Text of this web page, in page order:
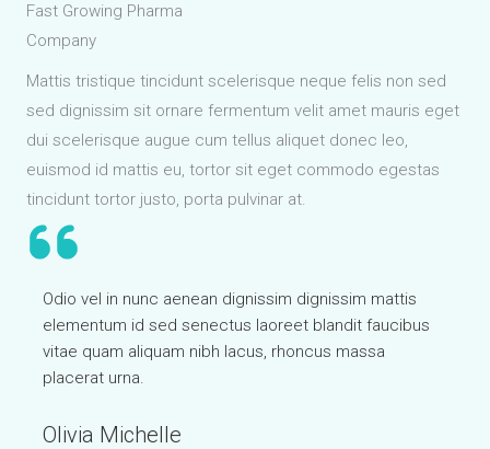
Fast Growing Pharma
Company
Mattis tristique tincidunt scelerisque neque felis non sed
sed dignissim sit ornare fermentum velit amet mauris eget
dui scelerisque augue cum tellus aliquet donec leo,
euismod id mattis eu, tortor sit eget commodo egestas
tincidunt tortor justo, porta pulvinar at.
Odio vel in nunc aenean dignissim dignissim mattis
elementum id sed senectus laoreet blandit faucibus
vitae quam aliquam nibh lacus, rhoncus massa
placerat urna.
Olivia Michelle